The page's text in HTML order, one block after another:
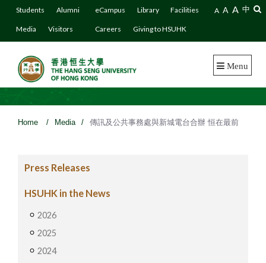
Students Alumni
Media Visitors
eCampus Library Facilities
Careers Giving to HSUHK
A A A 中
Menu
Home / Media / 傳訊及公共事務處與新城電台合辦 恒在最前
Press Releases
HSUHK in the News
2026
2025
2024